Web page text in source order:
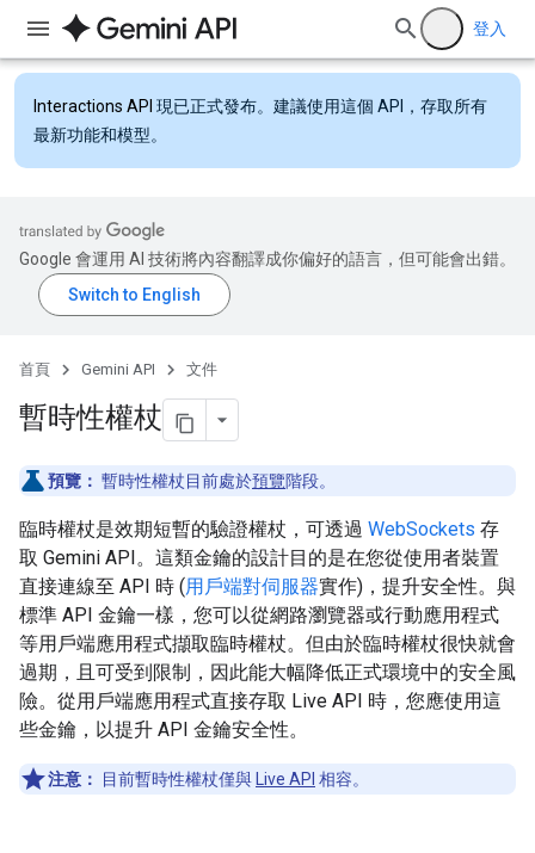
登入
Interactions API 現已正式發布。建議使用這個 API，存取所有
最新功能和模型。
Google 會運用 AI 技術將內容翻譯成你偏好的語言，但可能會出錯。
首頁 Gemini API 文件
暫時性權杖
預覽： 暫時性權杖目前處於預覽階段。
臨時權杖是效期短暫的驗證權杖，可透過 WebSockets 存
取 Gemini API。這類金鑰的設計目的是在您從使用者裝置
直接連線至 API 時 (用戶端對伺服器實作)，提升安全性。與
標準 API 金鑰一樣，您可以從網路瀏覽器或行動應用程式
等用戶端應用程式擷取臨時權杖。但由於臨時權杖很快就會
過期，且可受到限制，因此能大幅降低正式環境中的安全風
險。從用戶端應用程式直接存取 Live API 時，您應使用這
些金鑰，以提升 API 金鑰安全性。
注意： 目前暫時性權杖僅與 Live API 相容。